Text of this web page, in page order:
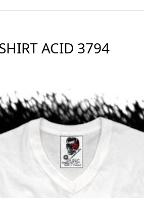
ACID 3794